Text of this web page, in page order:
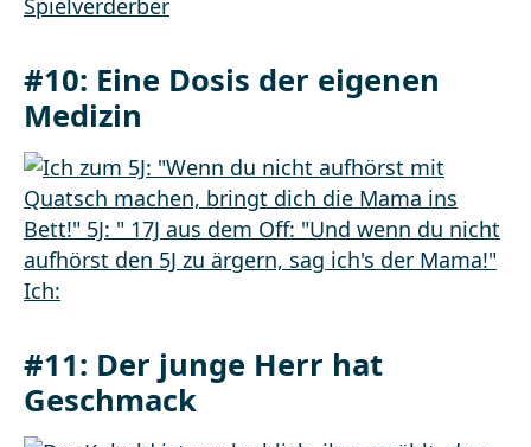
#10: Eine Dosis der eigenen
Medizin
#11: Der junge Herr hat
Geschmack